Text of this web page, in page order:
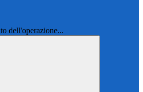
dell'operazione...